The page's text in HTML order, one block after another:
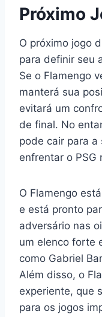
Próximo
O próximo jogo
para definir seu
Se o Flamengo
manterá sua
evitará um
de final. No
pode cair para a
enfrentar o PSG
O Flamengo
e está pronto
adversário nas
um elenco forte
como Gabriel
Além disso, o
experiente, que
para os jogos